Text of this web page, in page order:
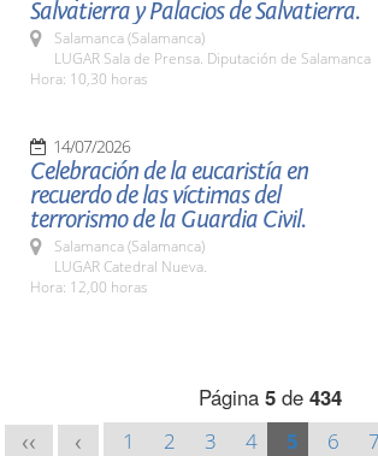
Salvatierra y Palacios de Salvatierra.
Salamanca (Salamanca)
LUGAR Sala de Prensa. Diputación de Salamanca
Hora: 10,30 horas
14/07/2026
Celebración de la eucaristía en
recuerdo de las víctimas del
terrorismo de la Guardia Civil.
Salamanca (Salamanca)
LUGAR Catedral Nueva.
Hora: 12,00 horas
Página 5de 434
<< < 1 2 3 4 5 6 7